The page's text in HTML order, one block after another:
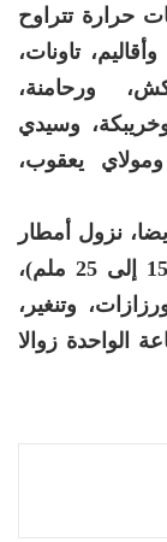
حرارة تتراوح
وأقاليم، تاونات،
ورحامنة،
وسيدي
يعقوب،
نزول أمطار
رعدية محليا قوية مصحوبة بالبرد (من 15 إلى 25 ملم)،
وتنغير،
الواحدة زوالا